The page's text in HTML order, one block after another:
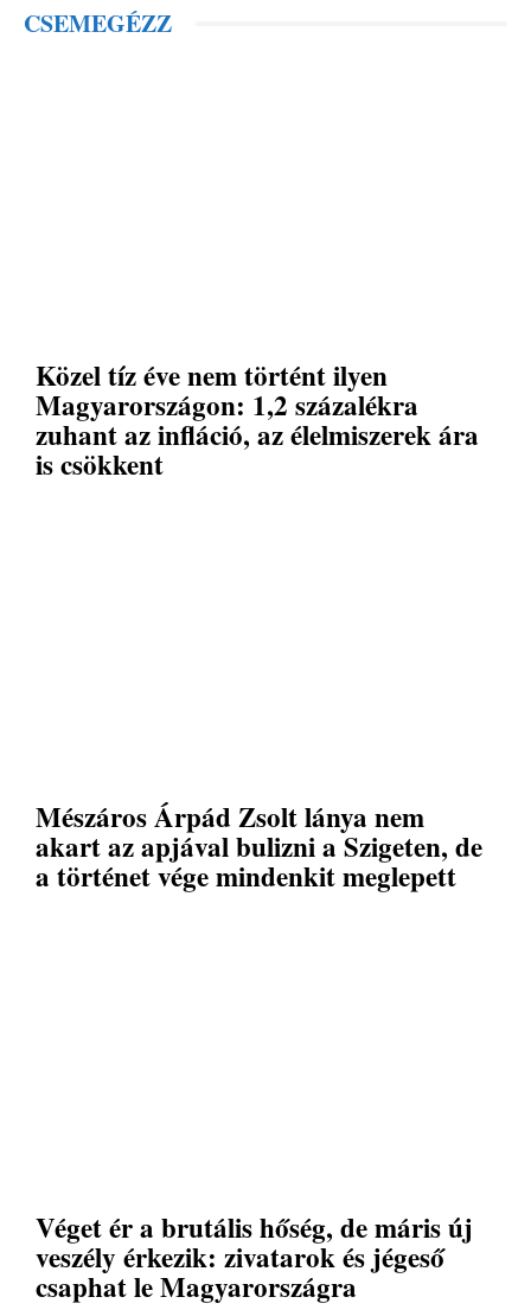
CSEMEGÉZZ
Közel tíz éve nem történt ilyen
Magyarországon: 1,2 százalékra
zuhant az infláció, az élelmiszerek ára
is csökkent
Mészáros Árpád Zsolt lánya nem
akart az apjával bulizni a Szigeten, de
a történet vége mindenkit meglepett
Véget ér a brutális hőség, de máris új
veszély érkezik: zivatarok és jégeső
csaphat le Magyarországra